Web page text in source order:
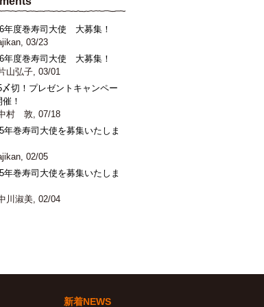
年度巻寿司大使 大募集！
03/23
年度巻寿司大使 大募集！
山弘子, 03/01
〆切！プレゼントキャンペー
！
村 敦, 07/18
年巻寿司大使を募集いたしま
02/05
年巻寿司大使を募集いたしま
川淑美, 02/04
新着NEWS